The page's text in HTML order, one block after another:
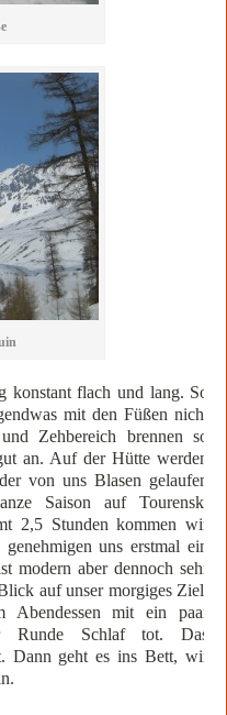
konstant flach und lang. So
mit den Füßen nicht
Zehbereich brennen so
an. Auf der Hütte werden
von uns Blasen gelaufen
Saison auf Tourenski
2,5 Stunden kommen wir
uns erstmal ein
modern aber dennoch sehr
auf unser morgiges Ziel.
mit ein paar
Runde Schlaf tot. Das
Dann geht es ins Bett, wir